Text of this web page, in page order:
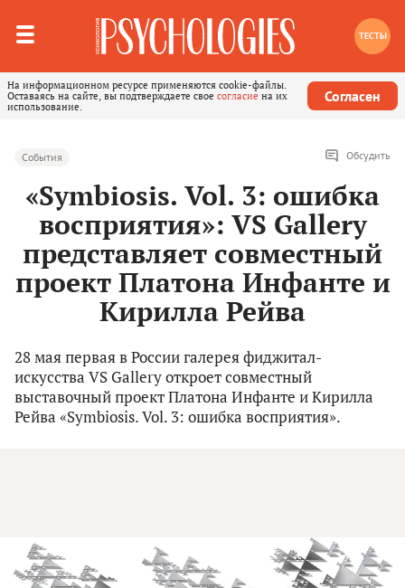
ТЕСТЫ
На информационном ресурсе применяются cookie-файлы.
Оставаясь на сайте, вы подтверждаете свое согласие на их
использование.
Согласен
События Обсудить
«Symbiosis. Vol. 3: ошибка
восприятия»: VS Gallery
представляет совместный
проект Платона Инфанте и
Кирилла Рейва
28 мая первая в России галерея фиджитал-
искусства VS Gallery откроет совместный
выставочный проект Платона Инфанте и Кирилла
Рейва «Symbiosis. Vol. 3: ошибка восприятия».